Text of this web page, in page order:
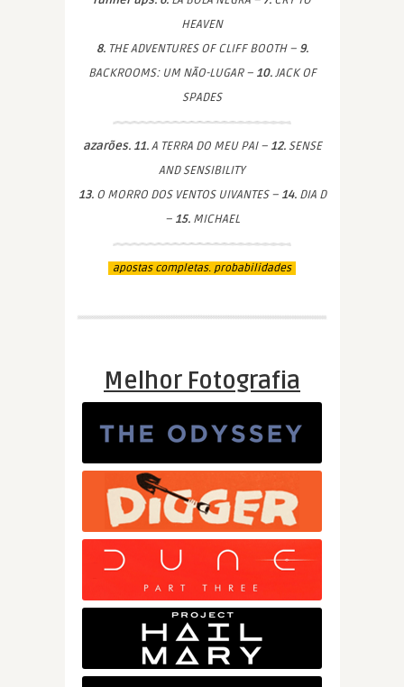
HEAVEN
8.THE ADVENTURES OF CLIFF BOOTH – 9.
BACKROOMS: UM NÃO-LUGAR – 10.JACK OF
SPADES
azarões. 11.A TERRA DO MEU PAI – 12.SENSE
AND SENSIBILITY
13.O MORRO DOS VENTOS UIVANTES – 14.DIA D
– 15.MICHAEL
apostas completas. probabilidades
Melhor Fotografia